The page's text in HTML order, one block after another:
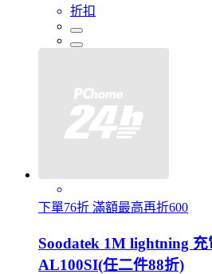
折扣
下單76折 滿額最高再折600
Soodatek 1M lightning
AL100SI(任二件88折)